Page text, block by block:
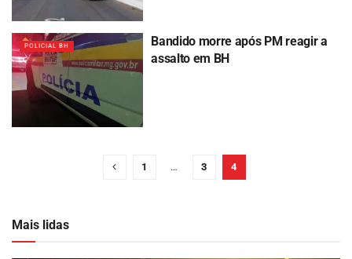
POLICIAL BH
Bandido morre após PM reagir a
assalto em BH
1 … 3 4
Mais lidas